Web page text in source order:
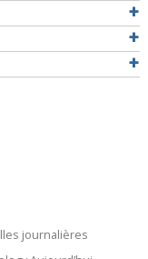
journalières